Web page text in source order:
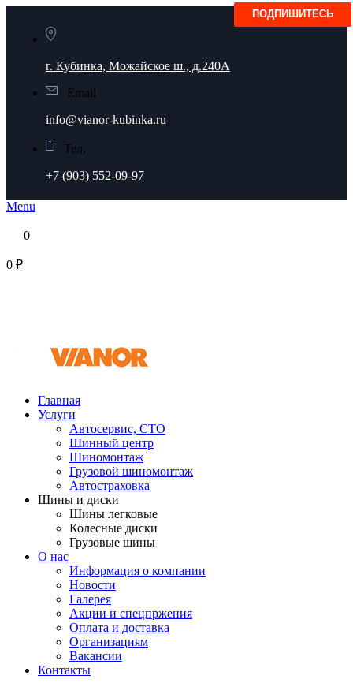
г. Кубинка, Можайское ш., д.240А
Email
info@vianor-kubinka.ru
Тел.
+7 (903) 552-09-97
Menu
0
0 ₽
Главная
Услуги
Автосервис, СТО
Шинный центр
Шиномонтаж
Грузовой шиномонтаж
Автостраховка
Шины и диски
Шины легковые
Колесные диски
Грузовые шины
О нас
Информация о компании
Новости
Галерея
Акции и спецпржения
Оплата и доставка
Организациям
Вакансии
Контакты